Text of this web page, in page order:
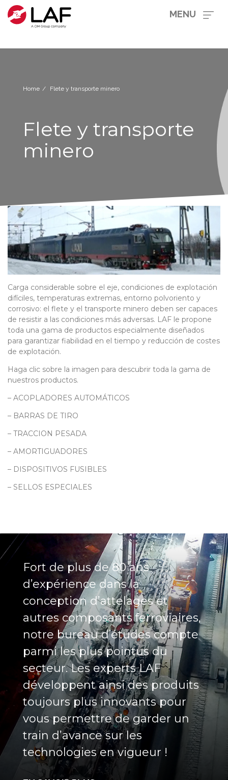
MENU
Home Flete y transporte minero
Flete y transporte
minero
Carga considerable sobre el eje, condiciones de explotación
difíciles, temperaturas extremas, entorno polvoriento y
corrosivo: el flete y el transporte minero deben ser capaces
de resistir a las condiciones más adversas. LAF le propone
toda una gama de productos especialmente diseñados
para garantizar fiabilidad en el tiempo y reducción de costes
de explotación.
Haga clic sobre la imagen para descubrir toda la gama de
nuestros productos.
– ACOPLADORES AUTOMÁTICOS
– BARRAS DE TIRO
– TRACCION PESADA
– AMORTIGUADORES
– DISPOSITIVOS FUSIBLES
– SELLOS ESPECIALES
Fort de plus de 80 ans
d’expérience dans la
conception d’attelages et
autres composants ferroviaires,
notre bureau d’études compte
parmi les plus pointus du
secteur. Les experts LAF
développent ainsi des produits
toujours plus innovants pour
vous permettre de garder un
train d’avance sur les
technologies en vigueur !